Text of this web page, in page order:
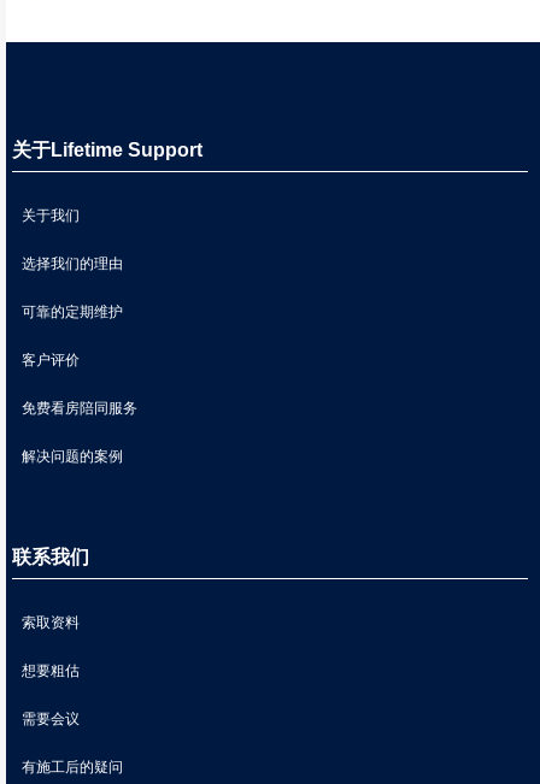
关于Lifetime Support
关于我们
选择我们的理由
可靠的定期维护
客户评价
免费看房陪同服务
解决问题的案例
联系我们
索取资料
想要粗估
需要会议
有施工后的疑问